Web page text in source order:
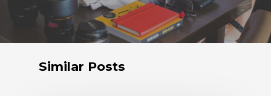
Similar Posts